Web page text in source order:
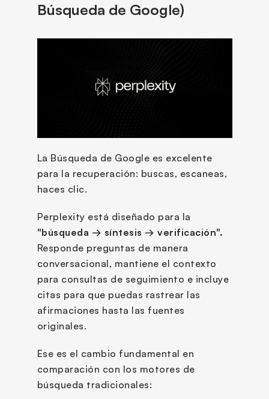
Búsqueda de Google)
La Búsqueda de Google es excelente
para la recuperación: buscas, escaneas,
haces clic.
"búsqueda → síntesis → verificación".
Responde preguntas de manera
conversacional, mantiene el contexto
para consultas de seguimiento e incluye
citas para que puedas rastrear las
afirmaciones hasta las fuentes
originales.
Ese es el cambio fundamental en
comparación con los motores de
búsqueda tradicionales: